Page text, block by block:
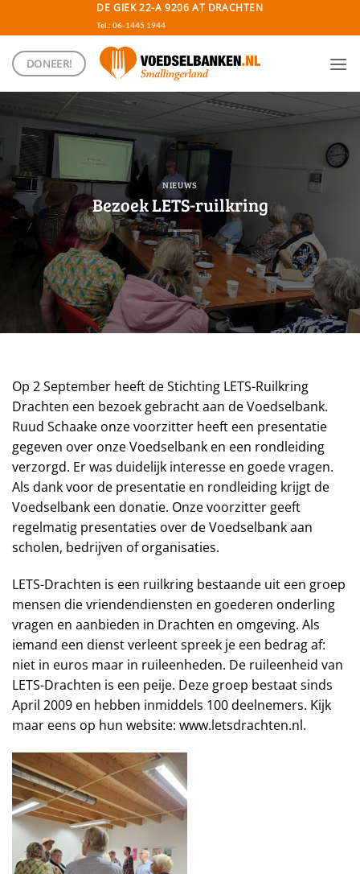
inhoud
DE GIEK 22-A 9206 AT DRACHTEN
Tel.: 06-1445 1944
DONEER!
NIEUWS
Bezoek LETS-ruilkring
Op 2 September heeft de Stichting LETS-Ruilkring
Drachten een bezoek gebracht aan de Voedselbank.
Ruud Schaake onze voorzitter heeft een presentatie
gegeven over onze Voedselbank en een rondleiding
verzorgd. Er was duidelijk interesse en goede vragen.
Als dank voor de presentatie en rondleiding krijgt de
Voedselbank een donatie. Onze voorzitter geeft
regelmatig presentaties over de Voedselbank aan
scholen, bedrijven of organisaties.
LETS-Drachten is een ruilkring bestaande uit een groep
mensen die vriendendiensten en goederen onderling
vragen en aanbieden in Drachten en omgeving. Als
iemand een dienst verleent spreek je een bedrag af:
niet in euros maar in ruileenheden. De ruileenheid van
LETS-Drachten is een peije. Deze groep bestaat sinds
April 2009 en hebben inmiddels 100 deelnemers. Kijk
maar eens op hun website: www.letsdrachten.nl.